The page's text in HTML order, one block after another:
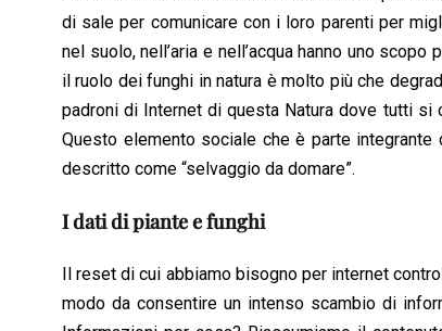
di sale per comunicare con i loro parenti per
nel suolo, nell’aria e nell’acqua hanno uno
il ruolo dei funghi in natura è molto più che
padroni di Internet di questa Natura dove tutti si
Questo elemento sociale che è parte
descritto come “selvaggio da domare”.
I dati di piante e funghi
Il reset di cui abbiamo bisogno per internet
modo da consentire un intenso scambio di